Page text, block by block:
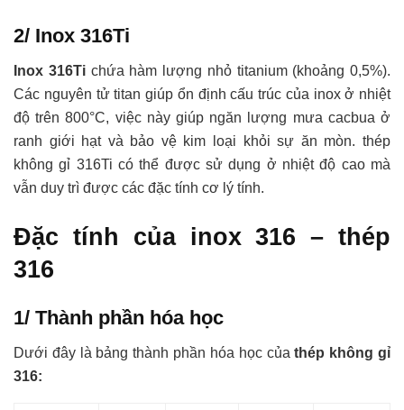
2/ Inox 316Ti
Inox 316Ti chứa hàm lượng nhỏ titanium (khoảng 0,5%).
Các nguyên tử titan giúp ổn định cấu trúc của inox ở nhiệt
độ trên 800°C, việc này giúp ngăn lượng mưa cacbua ở
ranh giới hạt và bảo vệ kim loại khỏi sự ăn mòn. thép
không gỉ 316Ti có thể được sử dụng ở nhiệt độ cao mà
vẫn duy trì được các đặc tính cơ lý tính.
Đặc tính của inox 316 – thép
316
1/ Thành phần hóa học
Dưới đây là bảng thành phần hóa học củathép không gỉ
316: